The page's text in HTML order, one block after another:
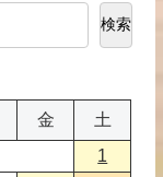
検索
金
土
1